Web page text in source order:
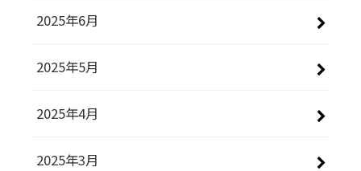
2025年6月
2025年5月
2025年4月
2025年3月